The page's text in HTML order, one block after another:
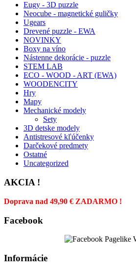
Eugy - 3D puzzle
Neocube - magnetické guličky
Ugears
Drevené puzzle - EWA
NOVINKY
Boxy na víno
Nástenne dekorácie - puzzle
STEM LAB
ECO - WOOD - ART (EWA)
WOODENCITY
Hry
Mapy
Mechanické modely
Sety
3D detske modely
Antistresové kľúčenky
Darčekové predmety
Ostatné
Uncategorized
AKCIA !
Doprava nad 49,90 € ZADARMO !
Facebook
Informácie